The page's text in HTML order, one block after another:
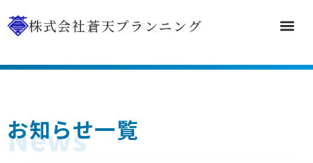
株式会社蒼天プランニング
お知らせ一覧
News